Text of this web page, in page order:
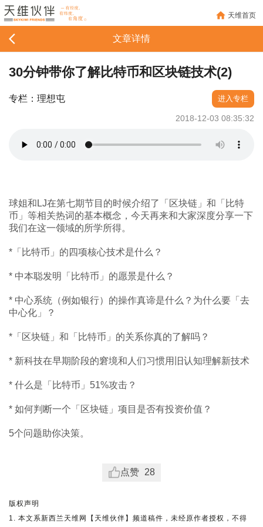
天维首页
文章详情
30分钟带你了解比特币和区块链技术(2)
专栏：理想屯 进入专栏
2018-12-03 08:35:32
球姐和LJ在第七期节目的时候介绍了「区块链」和「比特
币」等相关热词的基本概念，今天再来和大家深度分享一下
我们在这一领域的所学所得。
*「比特币」的四项核心技术是什么？
* 中本聪发明「比特币」的愿景是什么？
* 中心系统（例如银行）的操作真谛是什么？为什么要「去
中心化」？
*「区块链」和「比特币」的关系你真的了解吗？
* 新科技在早期阶段的窘境和人们习惯用旧认知理解新技术
* 什么是「比特币」51%攻击？
* 如何判断一个「区块链」项目是否有投资价值？
5个问题助你决策。
点赞 28
版权声明
1. 本文系新西兰天维网【天维伙伴】频道稿件，未经原作者授权，不得